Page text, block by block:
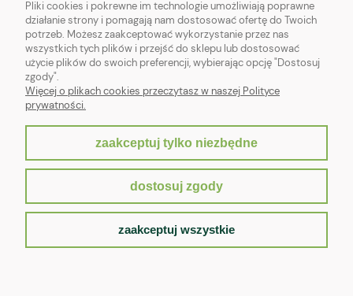
Sklep internetowy Shoper.pl
Pliki cookies i pokrewne im technologie umożliwiają poprawne
działanie strony i pomagają nam dostosować ofertę do Twoich
potrzeb. Możesz zaakceptować wykorzystanie przez nas
wszystkich tych plików i przejść do sklepu lub dostosować
użycie plików do swoich preferencji, wybierając opcję "Dostosuj
zgody".
Więcej o plikach cookies przeczytasz w naszej Polityce
prywatności.
zaakceptuj tylko niezbędne
dostosuj zgody
zaakceptuj wszystkie